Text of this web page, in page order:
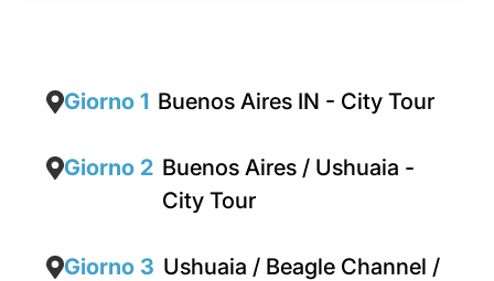
Giorno 1 Buenos Aires IN - City Tour
Giorno 2 Buenos Aires / Ushuaia -
City Tour
Giorno 3 Ushuaia / Beagle Channel /